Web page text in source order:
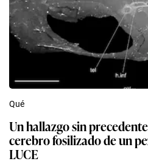
Qué
Un hallazgo sin
cerebro fosilizado de un
LUCE